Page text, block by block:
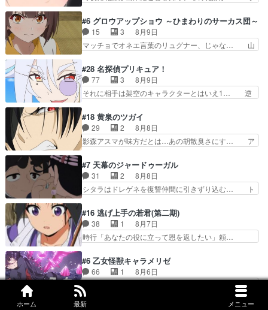
ホーム 最新 メニュー
ームの中では糸と柊はしっかり仲… 感想は、前話
力してオンラインRPGの強… 違うアニメ始まっ
たかと思ったら先週の続き… ご視聴ありがとうご
ざいましたよかった、本…
初、にゃん吉が透子のストーカーを始めた… 高道
きもいけどあれ横で見せつけられるのは… 玲夜の
前の婚約者鬼山桜子がめっちゃ別嬪さ… にゃんき
ちくんのお母さんが一番かわいいで… 花江さんが
いやイケメンが主人公にプレゼ… 「お願いがある
ときはキスでおねだりする」… 透子とにゃん吉の
馴れ初めを見れて良かった…
#6 グロウアップショウ ～ひまわりのサーカス団～
15 3
8月9日
マッチョでオネエ言葉のリュグナー、じゃな… 山
わりサーカスに突然現れた金髪の大男少… 伝説の
男の登場によって、山田の輝かしき過… お父さん
の相方登場回、良い回だったな。諏… 第６話をｄ
アニメストアで視聴しました。視… じゃがいもし
い公衆電話が出てきた。みず… おはようございま
す！瑞佳の正体が明かされ… 朝も昼もおやつもじ
ゃがいも尽くしの『ひま…
#28 名探偵プリキュア！
77 3
8月9日
それに相手は架空のキャラクターとはいえ1… 逆
い出に意味なんかない」という意味深な… 12話
でるるかはミサンガのマコトジュエル… 今のるる
かの態度について見たまんまを言え… 探偵パート
は仕方ないが殆ど明智小林の活躍… すっかりファ
はファントムの一員で、ロン… 謎の怪盗デッチ·
アゲイン登場!!一体何を… 戦闘作画はイマイチな
回。次回過去編でそろ…
#18 黄泉のツガイ
29 2
8月8日
影森アスマが味方だとは…あの胡散臭さにす… ア
りアスマ(石田彰キャラ)は裏切り者た… 原作を読
むの我慢していてよかっただって顔… どんどん増
えるツガイツガイよりも腹黒い人… 夜桜は「顔で
損してる」って言うけど、声で… おかしいな石田
ましてはアサちゃん目的で… "顔で損してる"企み
顔て何…wアスマさん… 顔で損してるアスマさん
ついでに声でも損し…
#7 天幕のジャードゥーガル
31 2
8月8日
シタラはドレゲネを復讐仲間に引きずり込む… ト
イに功績を挙げさせて政権と軍のバラン… 覇道の
トルイと王道のオゴタイって感じかな… 賢い人物
の行動は想定した目的達成のための… シタラとボ
ラクチンの考えが初めてシンクロ… ドレゲネのテ
ンゴル政治」国家の表舞台に… 前回のシタラと対
比したおおらかな笑顔が印… 戦争よりも経済の領
域をその視野に入れてい…
#16 逃げ上手の若君(第二期)
38 1
8月7日
時行「あなたの役に立って恩を返したい」頼…
のアニメの演出、同じCloverWor… 貞宗の思考を
読み切れなかったのは、経験の… 信濃仮面いった
い誰なんだ！役に立ちたいで… 人形だったり将棋
だったり、諏訪神党の三大… ・これ罠じゃない
の？・砦を捨てるって同盟… 合戦における伝令の
#6 乙女怪獣キャラメリゼ
66 1
8月6日
来夢を誑かした岡田と遭遇、でも岡田は気付… 自
分も相手の容姿しか見てなかったと気付き… みん
なからのメイク道具が、らいりーさんを… らいり